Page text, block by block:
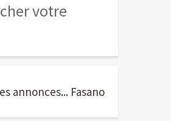
votre
annonces... Fasano